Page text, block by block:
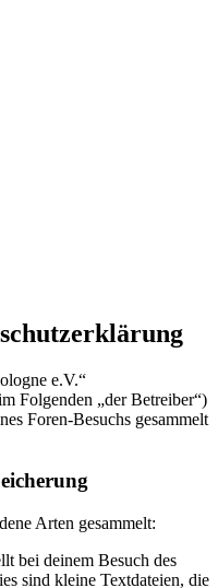
e.V.“
Folgenden „der Betreiber“)
Foren-Besuchs gesammelt
Arten gesammelt:
bei deinem Besuch des
sind kleine Textdateien, die